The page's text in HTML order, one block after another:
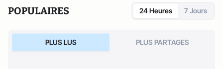
POPULAIRES 24 Heures 7 Jours
PLUS LUS PLUS PARTAGES